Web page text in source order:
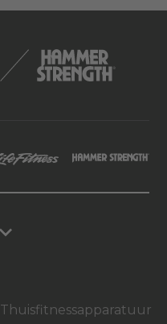
Thuisfitnessapparatuur